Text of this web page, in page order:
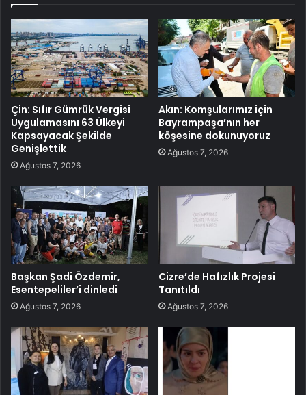
Çin: Sıfır Gümrük Vergisi
Uygulamasını 63 Ülkeyi
Kapsayacak Şekilde
Genişlettik
Ağustos 7, 2026
Akın: Komşularımız için
Bayrampaşa’nın her
köşesine dokunuyoruz
Ağustos 7, 2026
Başkan Şadi Özdemir,
Esentepeliler’i dinledi
Ağustos 7, 2026
Cizre’de Hafızlık Projesi
Tanıtıldı
Ağustos 7, 2026